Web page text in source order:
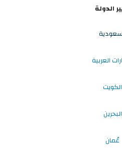
الدولة
العربية
الكويت
البحرين
عُمان